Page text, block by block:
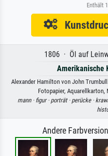
Enthält
1806 · Öl auf
Amerikanische
Alexander Hamilton von John
Fotopapier, Aquarellkarton,
mann · figur · porträt · perücke ·
Andere